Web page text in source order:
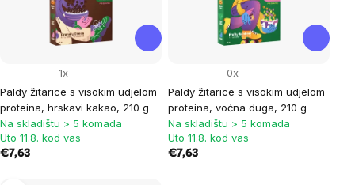
products
Paldy žitarice s visokim udjelom
proteina, hrskavi kakao, 210 g
1x
Na skladištu > 5 komada
Uto 11.8. kod vas
€7,63
Paldy žitarice s visokim udjelom
proteina, voćna duga, 210 g
0x
Na skladištu > 5 komada
Uto 11.8. kod vas
€7,63